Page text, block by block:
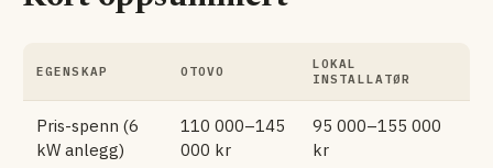
EGENSKAP OTOVO
LOKAL
INSTALLATØR
Pris-spenn (6
kW anlegg)
110 000–145
000 kr
95 000–155 000
kr